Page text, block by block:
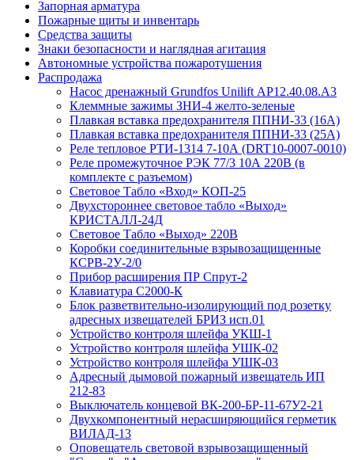
Запорная арматура
Пожарные щиты и инвентарь
Средства защиты
Знаки безопасности и наглядная агитация
Автономные устройства пожаротушения
Распродажа
Насос дренажный Grundfos Unilift АP12.40.08.A3
Клеммные зажимы ЗНИ-4 желто-зеленые
Плавкая вставка предохранителя ППНИ-33 (16А)
Плавкая вставка предохранителя ППНИ-33 (25А)
Реле тепловое РТИ-1314 7-10А (DRT10-0007-0010)
Реле промежуточное РЭК 77/3 10А 220В (в
комплекте с разъемом)
Световое Табло «Вход» КОП-25
Двухстороннее световое табло «Выход»
КРИСТАЛЛ-24Д
Световое Табло «Выход» 220В
Коробки соединительные взрывозащищенные
КСРВ-2У-2/0
Прибор расширения ПР Спрут-2
Клавиатура С2000-К
Блок разветвительно-изолирующий под розетку
адресных извещателей БРИЗ исп.01
Устройство контроля шлейфа УКШ-1
Устройство контроля шлейфа УШК-02
Устройство контроля шлейфа УШК-03
Адресный дымовой пожарный извещатель ИП
212-83
Выключатель концевой ВК-200-БР-11-67У2-21
Двухкомпонентный нерасширяющийся герметик
ВИЛАД-13
Оповещатель световой взрывозащищенный